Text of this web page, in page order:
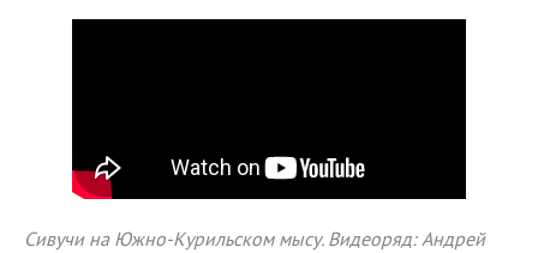
Сивучи на Южно-Курильском мысу. Видеоряд: Андрей